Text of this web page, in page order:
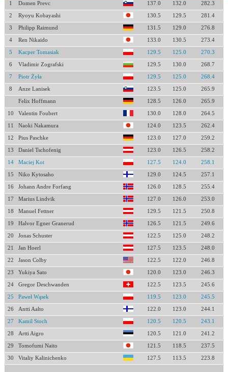
1 Domen Prevc 137.0 132.0 282.3
2 Ryoyu Kobayashi 130.5 129.5 281.4
3 Philipp Raimund 131.5 129.0 276.8
4 Ren Nikaido 133.0 130.5 273.4
5 Kacper Tomasiak 129.5 125.0 270.3
6 Vladimir Zografski 129.5 130.0 268.7
7 Piotr Żyła 129.5 125.0 268.4
8 Anze Lanisek 123.5 125.0 265.9
Felix Hoffmann 128.5 126.0 265.9
10 Valentin Foubert 130.0 128.0 264.5
11 Naoki Nakamura 124.0 123.5 262.4
12 Pius Paschke 123.0 127.0 259.2
13 Daniel Tschofenig 123.0 126.5 258.2
14 Maciej Kot 127.5 124.0 258.1
15 Niko Kytosaho 129.0 124.5 257.1
16 Johann Andre Forfang 126.0 128.5 255.4
17 Marius Lindvik 127.0 126.0 253.0
18 Manuel Fettner 129.5 121.5 250.8
19 Halvor Egner Granerud 126.5 121.5 249.6
20 Jonas Schuster 122.5 125.0 248.2
21 Jan Hoerl 127.5 123.5 248.0
22 Jason Colby 122.5 122.0 246.8
23 Yukiya Sato 120.0 123.0 246.3
24 Gregor Deschwanden 122.5 123.5 245.6
25 Paweł Wąsek 119.5 123.0 245.5
26 Antti Aalto 122.0 123.0 244.1
27 Kamil Stoch 120.5 120.5 243.1
28 Artti Aigro 120.5 121.0 241.2
29 Tomofumi Naito 121.5 118.5 237.5
30 Vitaliy Kalinichenko 127.5 113.5 223.8